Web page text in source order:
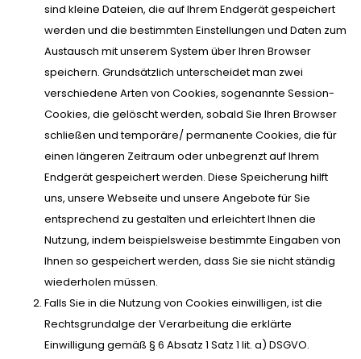
sind kleine Dateien, die auf Ihrem Endgerät gespeichert
werden und die bestimmten Einstellungen und Daten zum
Austausch mit unserem System über Ihren Browser
speichern. Grundsätzlich unterscheidet man zwei
verschiedene Arten von Cookies, sogenannte Session-
Cookies, die gelöscht werden, sobald Sie Ihren Browser
schließen und temporäre/ permanente Cookies, die für
einen längeren Zeitraum oder unbegrenzt auf Ihrem
Endgerät gespeichert werden. Diese Speicherung hilft
uns, unsere Webseite und unsere Angebote für Sie
entsprechend zu gestalten und erleichtert Ihnen die
Nutzung, indem beispielsweise bestimmte Eingaben von
Ihnen so gespeichert werden, dass Sie sie nicht ständig
wiederholen müssen.
Falls Sie in die Nutzung von Cookies einwilligen, ist die
Rechtsgrundalge der Verarbeitung die erklärte
Einwilligung gemäß § 6 Absatz 1 Satz 1 lit. a) DSGVO.